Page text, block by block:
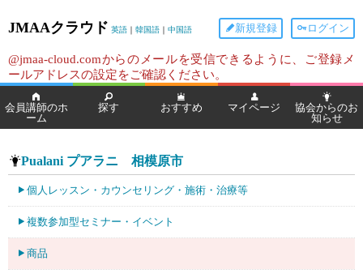
JMAAクラウド 英語 ｜ 韓国語 ｜ 中国語 ログイン
新規登録
@jmaa-cloud.comからのメールを受信できるように、ご登録メ
ールアドレスの設定をご確認ください。
会員講師のホ
ーム
探す おすすめ マイページ
協会からのお
知らせ
Pualani プアラニ 相模原市
個人レッスン・カウンセリング・施術・治療等
複数参加型セミナー・イベント
商品